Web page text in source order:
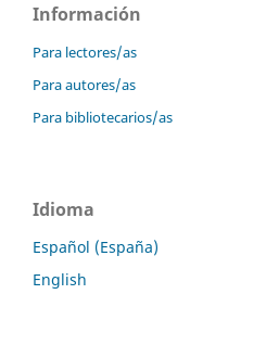
Información
Para lectores/as
Para autores/as
Para bibliotecarios/as
Idioma
Español (España)
English